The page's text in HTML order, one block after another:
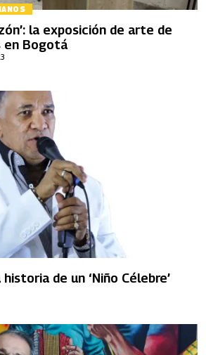
la exposición de arte de
en Bogotá
de un ‘Niño Célebre’